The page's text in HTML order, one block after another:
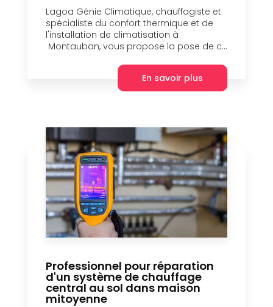
Lagoa Génie Climatique, chauffagiste et
spécialiste du confort thermique et de
l'installation de climatisation à
Montauban, vous propose la pose de c...
En savoir plus
Professionnel pour réparation
d'un système de chauffage
central au sol dans maison
mitoyenne